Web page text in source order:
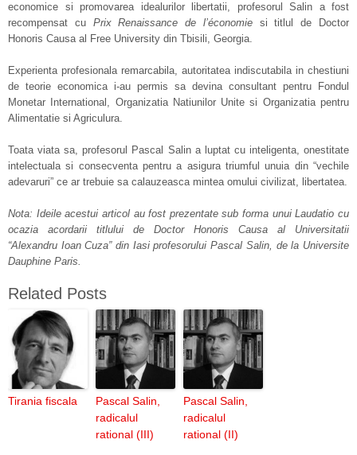
economice si promovarea idealurilor libertatii, profesorul Salin a fost
recompensat cu Prix Renaissance de l’économiesi titlul de Doctor
Honoris Causa al Free University din Tbisili, Georgia.
Experienta profesionala remarcabila, autoritatea indiscutabila in chestiuni
de teorie economica i-au permis sa devina consultant pentru Fondul
Monetar International, Organizatia Natiunilor Unite si Organizatia pentru
Alimentatie si Agriculura.
Toata viata sa, profesorul Pascal Salin a luptat cu inteligenta, onestitate
intelectuala si consecventa pentru a asigura triumful unuia din “vechile
adevaruri” ce ar trebuie sa calauzeasca mintea omului civilizat, libertatea.
Nota: Ideile acestui articol au fost prezentate sub forma unui Laudatio cu
ocazia acordarii titlului de Doctor Honoris Causa al Universitatii
“Alexandru Ioan Cuza” din Iasi profesorului Pascal Salin, de la Universite
Dauphine Paris.
Related Posts
Tirania fiscala
Pascal Salin,
radicalul
rational (III)
Pascal Salin,
radicalul
rational (II)